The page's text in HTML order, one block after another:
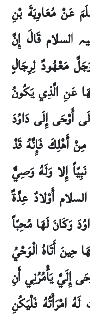
عَنْ مُعَاوِيَةَ بْنِ
السلام قَالَ إِنَّ
مَعْهُودٌ لِرِجَالٍ
عَنِ الَّذِي يَكُونُ
أَوْحَى إِلَى دَاوُدَ
أَهْلِكَ فَإِنَّهُ قَدْ
إِلا وَلَهُ وَصِيٌّ
أَوْلادٌ عِدَّةٌ
وَكَانَ لَهَا مُحِبّاً
حِينَ أَتَاهُ الْوَحْيُ
إِلَيَّ يَأْمُرُنِي أَنِ
امْرَأَتُهُ فَلْيَكُنِ